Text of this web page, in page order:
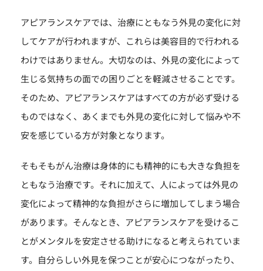
アピアランスケアでは、治療にともなう外見の変化に対
してケアが行われますが、これらは美容目的で行われる
わけではありません。大切なのは、外見の変化によって
生じる気持ちの面での困りごとを軽減させることです。
そのため、アピアランスケアはすべての方が必ず受ける
ものではなく、あくまでも外見の変化に対して悩みや不
安を感じている方が対象となります。
そもそもがん治療は身体的にも精神的にも大きな負担を
ともなう治療です。それに加えて、人によっては外見の
変化によって精神的な負担がさらに増加してしまう場合
があります。そんなとき、アピアランスケアを受けるこ
とがメンタルを安定させる助けになると考えられていま
す。自分らしい外見を保つことが安心につながったり、